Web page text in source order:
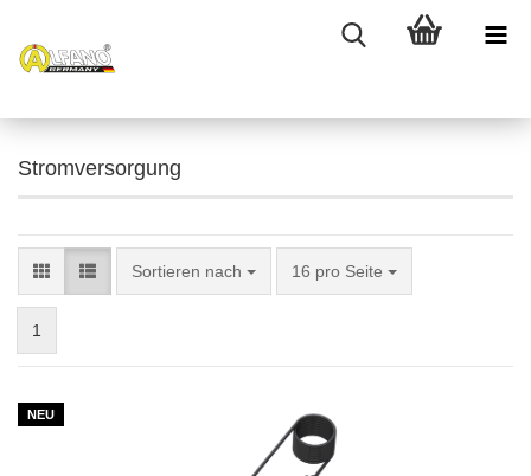
Stromversorgung
Sortieren nach
Sortieren nach 16 pro Seite
pro Seite
1
NEU